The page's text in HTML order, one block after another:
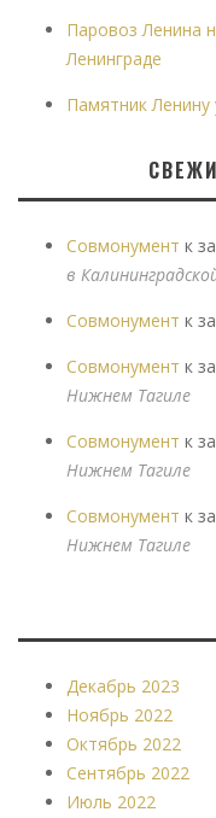
Паровоз Ленина
Ленинграде
Памятник
Совмонумент к
в
Совмонумент к
Совмонумент к
Нижнем Тагиле
Совмонумент к
Нижнем Тагиле
Совмонумент к
Нижнем Тагиле
Декабрь 2023
Ноябрь 2022
Октябрь 2022
Сентябрь 2022
Июль 2022